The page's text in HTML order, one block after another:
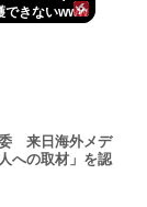
できないwww
委 来日海外メデ
への取材」を認